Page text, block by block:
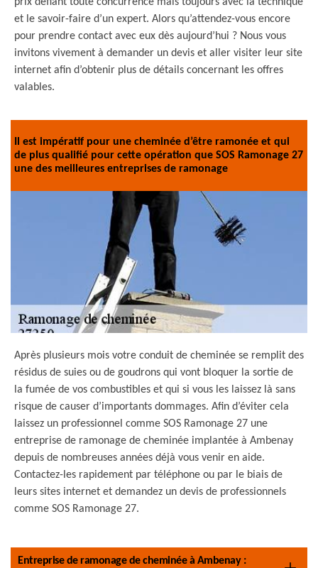
et le savoir-faire d’un expert. Alors qu’attendez-vous encore
pour prendre contact avec eux dès aujourd’hui ? Nous vous
invitons vivement à demander un devis et aller visiter leur site
internet afin d’obtenir plus de détails concernant les offres
valables.
Il est impératif pour une cheminée d’être ramonée et qui
de plus qualifié pour cette opération que SOS Ramonage 27
une des meilleures entreprises de ramonage
Après plusieurs mois votre conduit de cheminée se remplit des
résidus de suies ou de goudrons qui vont bloquer la sortie de
la fumée de vos combustibles et qui si vous les laissez là sans
risque de causer d’importants dommages. Afin d’éviter cela
laissez un professionnel comme SOS Ramonage 27 une
entreprise de ramonage de cheminée implantée à Ambenay
depuis de nombreuses années déjà vous venir en aide.
Contactez-les rapidement par téléphone ou par le biais de
leurs sites internet et demandez un devis de professionnels
comme SOS Ramonage 27.
Entreprise de ramonage de cheminée à Ambenay :